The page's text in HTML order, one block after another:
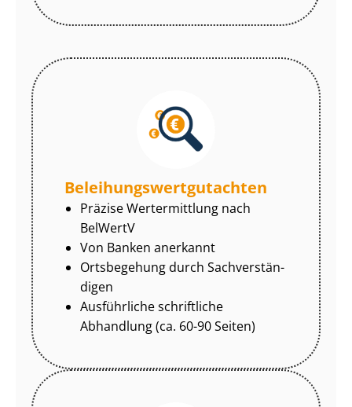
Be­lei­hungs­wert­gut­ach­ten
Präzise Wertermittlung nach
BelWertV
Von Banken anerkannt
Ortsbegehung durch Sach­ver­stän­
di­gen
Ausführliche schriftliche
Abhandlung (ca. 60-90 Seiten)